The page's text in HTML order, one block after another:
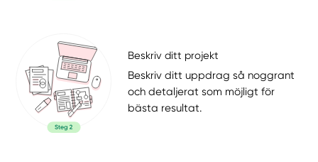
Beskriv ditt projekt
Beskriv ditt uppdrag så noggrant
och detaljerat som möjligt för
bästa resultat.